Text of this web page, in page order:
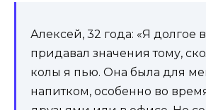
Алексей, 32 года: «Я долгое
придавал значения тому,
колы я пью. Она была для
напитком, особенно во